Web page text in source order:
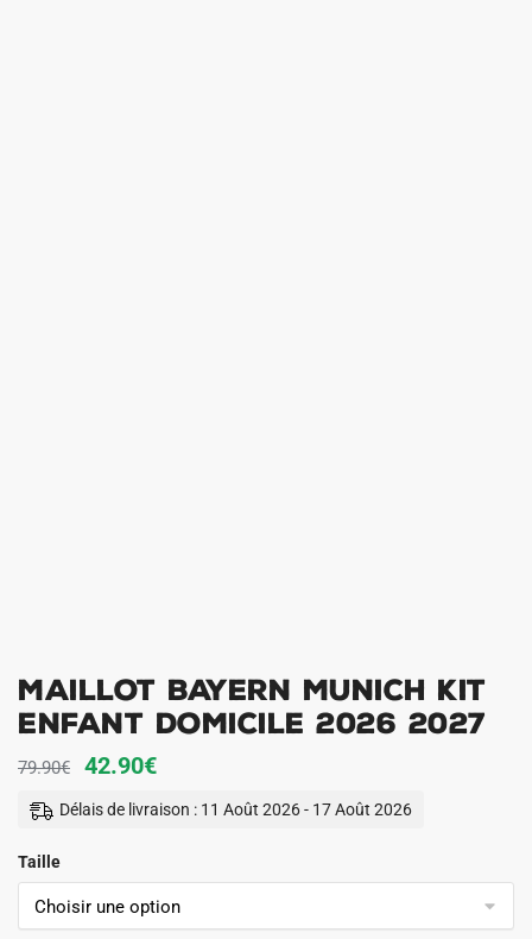
Maillot Bayern Munich Kit
Enfant Domicile 2026 2027
79.90€
Le
prix
79.90€.
42.90€Le
prix
42.90€.
Délais de livraison : 11 Août 2026 - 17 Août 2026
Taille